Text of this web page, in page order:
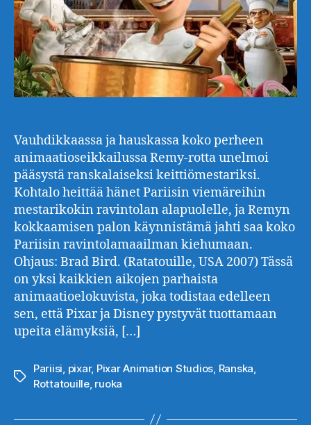
Vauhdikkaassa ja hauskassa koko perheen
animaatioseikkailussa Remy-rotta unelmoi
pääsystä ranskalaiseksi keittiömestariksi.
Kohtalo heittää hänet Pariisin viemäreihin
mestarikokin ravintolan alapuolelle, ja Remyn
kokkaamisen palon käynnistämä jahti saa koko
Pariisin ravintolamaailman kiehumaan.
Ohjaus: Brad Bird. (Ratatouille, USA 2007) Tässä
on yksi kaikkien aikojen parhaista
animaatioelokuvista, joka todistaa edelleen
sen, että Pixar ja Disney pystyvät tuottamaan
upeita elämyksiä, […]
Avainsanat
Pariisi pixar, Pixar Animation Studios Ranska
Rottatouille, ruoka